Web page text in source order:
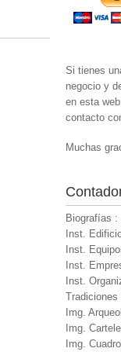
Si tienes
negocio y
en esta
contacto
Muchas
Biografías :
Inst.
Inst.
Inst.
Inst.
Tradiciones
Img.
Img.
Img.